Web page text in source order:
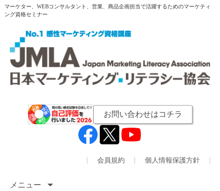
マーケター、WEBコンサルタント、営業、商品企画担当で活躍するためのマーケティ
ング資格セミナー
お問い合わせはコチラ
会員規約 個人情報保護方針
メニュー